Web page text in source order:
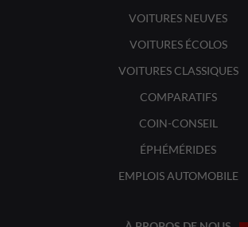
VOITURES NEUVES
VOITURES ÉCOLOS
VOITURES CLASSIQUES
COMPARATIFS
COIN-CONSEIL
ÉPHÉMÉRIDES
EMPLOIS AUTOMOBILE